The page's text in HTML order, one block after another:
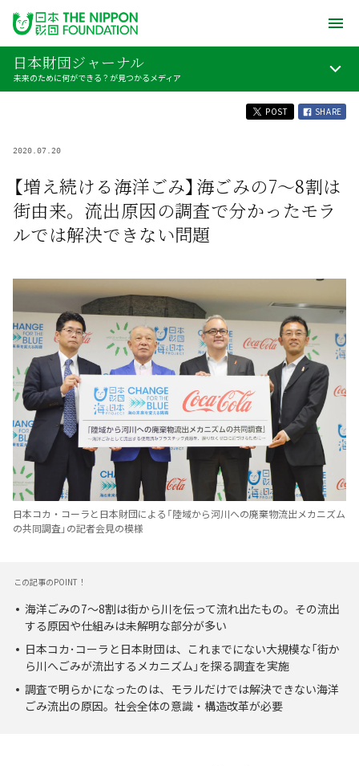
日本財団ジャーナル
未来のために何ができる？が見つかるメディア
POST SHARE
2020.07.20
【増え続ける海洋ごみ】海ごみの7〜8割は
街由来。流出原因の調査で分かったモラ
ルでは解決できない問題
日本コカ・コーラと日本財団による「陸域から河川への廃棄物流出メカニズム
の共同調査」の記者会見の模様
この記事のPOINT！
海洋ごみの7〜8割は街から川を伝って流れ出たもの。その流出
する原因や仕組みは未解明な部分が多い
日本コカ･コーラと日本財団は、これまでにない大規模な「街か
ら川へごみが流出するメカニズム」を探る調査を実施
調査で明らかになったのは、モラルだけでは解決できない海洋
ごみ流出の原因。社会全体の意識・構造改革が必要